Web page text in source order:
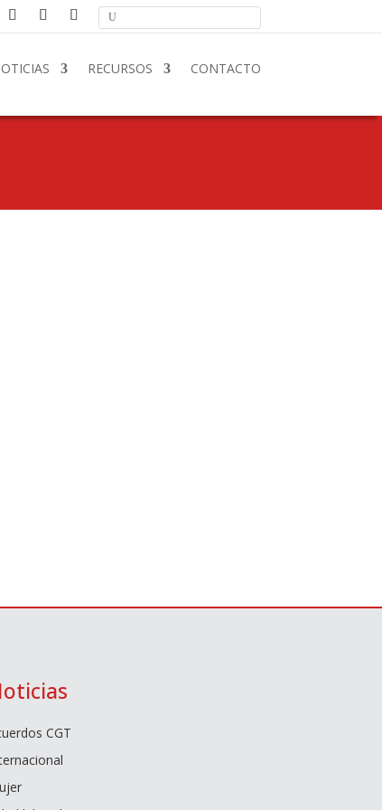
RECURSOS CONTACTO
CGT